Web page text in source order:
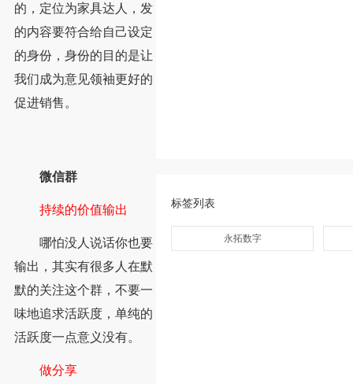
的，定位为家具达人，发
的内容要符合给自己设定
的身份，身份的目的是让
我们成为意见领袖更好的
促进销售。
微信群
持续的价值输出
哪怕没人说话你也要
输出，其实有很多人在默
默的关注这个群，不要一
味地追求活跃度，单纯的
活跃度一点意义没有。
做分享
标签列表
永拓数字